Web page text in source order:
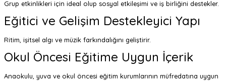
Grup etkinlikleri için ideal olup sosyal etkileşimi ve iş birliğini destekler.
Eğitici ve Gelişim Destekleyici Yapı
Ritim, işitsel algı ve müzik farkındalığını geliştirir.
Okul Öncesi Eğitime Uygun İçerik
Anaokulu, yuva ve okul öncesi eğitim kurumlarının müfredatına uygun